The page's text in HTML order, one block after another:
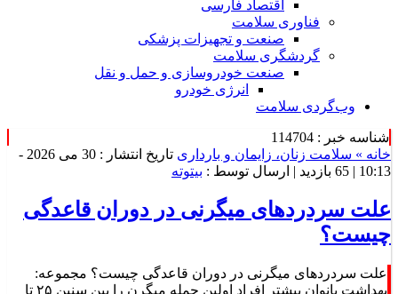
اقتصاد فارسی
فناوری سلامت
صنعت و تجهیزات پزشکی
گردشگری سلامت
صنعت خودروسازی و حمل و نقل
انرژی خودرو
وب‌گردی سلامت
شناسه خبر : 114704
خانه » سلامت زنان، زایمان و بارداری
تاریخ انتشار : 30 می 2026 -
10:13 |
65 بازدید | ارسال توسط : بیتوته
علت سردردهای میگرنی در دوران قاعدگی
چیست؟
علت سردردهای میگرنی در دوران قاعدگی چیست؟ مجموعه:
بهداشت بانوان بیشتر افراد اولین حمله میگرن را بین سنین ۲۵ تا